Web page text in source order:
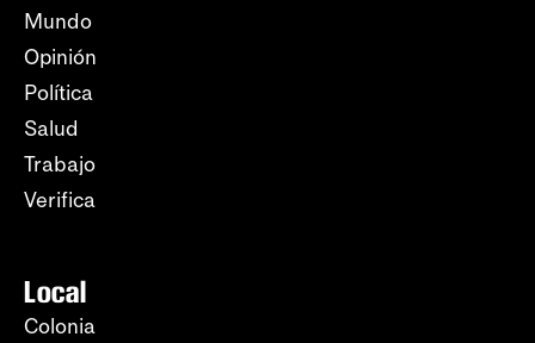
Mundo
Opinión
Política
Salud
Trabajo
Verifica
Local
Colonia